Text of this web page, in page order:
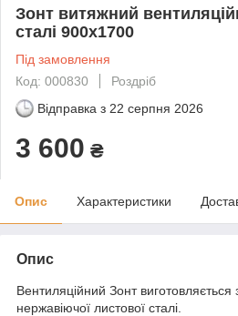
Зонт витяжний
сталі 900х1700
Під замовлення
Код: 000830
Роздріб
Відправка з 22 серпня 2026
3 600 ₴
Опис Характеристики
Опис
Вентиляційний Зонт виготовляється
нержавіючої листової сталі.